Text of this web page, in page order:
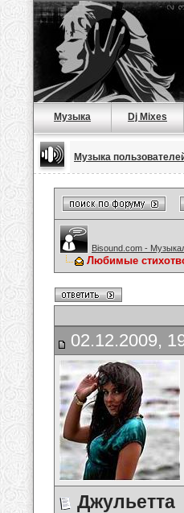
Музыка Dj Mixes
Музыка
Bisound.com -
Любимые
02.12.2009,
Джульетта